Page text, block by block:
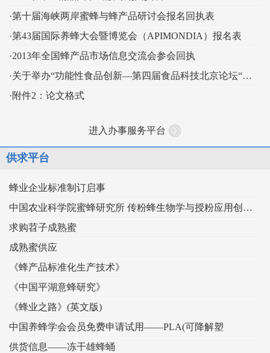
·第十届海峡两岸蜜蜂与蜂产品研讨会报名回执表
·第43届国际养蜂大会暨博览会（APIMONDIA）报名表
·2013年全国蜂产品市场信息交流会参会回执
·关于举办“功能性食品创新—第四届食品科技北京论坛“的通知
·附件2：论文格式
进入办事服务平台
供求平台
蜂业企业标准制订启事
中国农业科学院蜜蜂研究所 传粉蜂生物学与授粉应用创新团队
求购苕子成熟蜜
成熟蜜供应
《蜂产品标准化生产技术》
《中国平湖意蜂研究》
《蜂业之路》(英文版)
中国养蜂学会会员免费申请试用——PLA(可降解塑
供货信息——冻干雄蜂蛹